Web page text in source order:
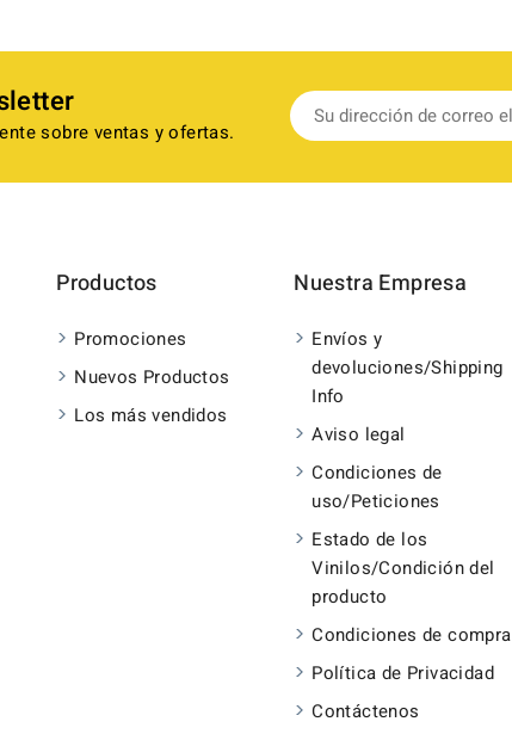
sobre ventas y ofertas.
Productos
Promociones
Nuevos Productos
Los más vendidos
Nuestra Empresa
Envíos y
devoluciones/Shipping
Info
Aviso legal
Condiciones de
uso/Peticiones
Estado de los
Vinilos/Condición del
producto
Condiciones de compra
Política de Privacidad
Contáctenos